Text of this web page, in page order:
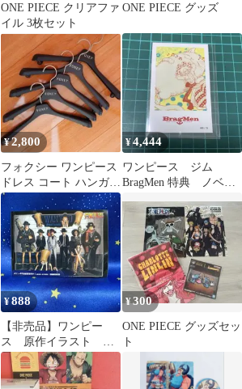
ONE PIECE クリアファ
イル 3枚セット
ONE PIECE グッズ
¥2,800
フォクシー ワンピース
ドレス コート ハンガー
収納 ノベルティ 非売品
¥4,444
ワンピース ジム
BragMen 特典 ノベル
ド エネル
¥888
【非売品】ワンピー
ス 原作イラスト ス
テッカー
¥300
ONE PIECE グッズセッ
ト